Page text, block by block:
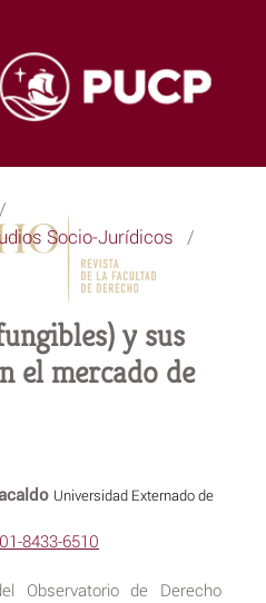
/
Socio-Jurídicos /
y sus
el mercado de
Universidad Externado de
8433-6510
Observatorio de Derecho